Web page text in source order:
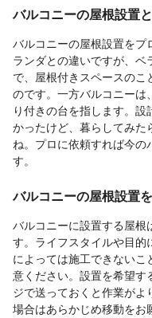
バルコニーの屋根設置
バルコニーの屋根設置を
ランダとの違いですが、ベ
で、屋根付きスペースの
のです。一方バルコニーは
り付きの台を指します。
かったけど、暮らしてみた
ね。プロに依頼すれば今の
す。
バルコニーの屋根設置
バルコニーに設置する屋根
す。ライフスタイルや目
によっては施工できない
意ください。設置を希望す
ジで送っておくと作業がよ
場合はあらかじめ移動をお